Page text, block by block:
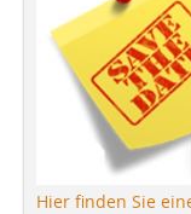
Hier finden Sie